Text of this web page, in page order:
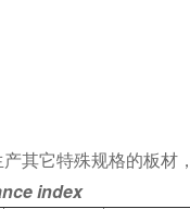
其它特殊规格的板材
index